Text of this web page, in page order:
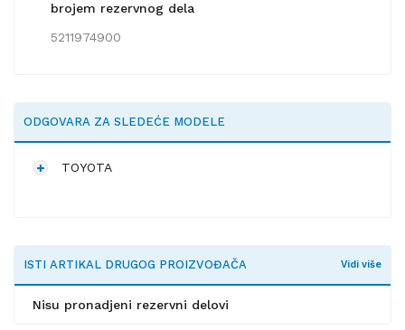
brojem rezervnog dela
5211974900
ODGOVARA ZA SLEDEĆE MODELE
TOYOTA
ISTI ARTIKAL DRUGOG PROIZVOĐAČA Vidi više
Nisu pronadjeni rezervni delovi